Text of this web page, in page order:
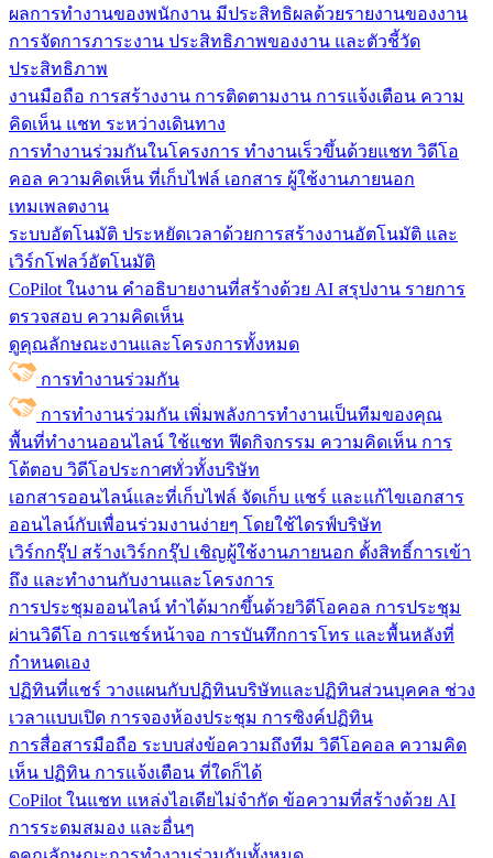
ผลการทำงานของพนักงาน มีประสิทธิผลด้วยรายงานของงาน
การจัดการภาระงาน ประสิทธิภาพของงาน และตัวชี้วัด
ประสิทธิภาพ
งานมือถือ การสร้างงาน การติดตามงาน การแจ้งเตือน ความ
คิดเห็น แชท ระหว่างเดินทาง
การทำงานร่วมกันในโครงการ ทํางานเร็วขึ้นด้วยแชท วิดีโอ
คอล ความคิดเห็น ที่เก็บไฟล์ เอกสาร ผู้ใช้งานภายนอก
เทมเพลตงาน
ระบบอัตโนมัติ ประหยัดเวลาด้วยการสร้างงานอัตโนมัติ และ
เวิร์กโฟลว์อัตโนมัติ
CoPilot ในงาน คำอธิบายงานที่สร้างด้วย AI สรุปงาน รายการ
ตรวจสอบ ความคิดเห็น
ดูคุณลักษณะงานและโครงการทั้งหมด
การทำงานร่วมกัน
การทำงานร่วมกัน เพิ่มพลังการทำงานเป็นทีมของคุณ
พื้นที่ทำงานออนไลน์ ใช้แชท ฟีดกิจกรรม ความคิดเห็น การ
โต้ตอบ วิดีโอประกาศทั่วทั้งบริษัท
เอกสารออนไลน์และที่เก็บไฟล์ จัดเก็บ แชร์ และแก้ไขเอกสาร
ออนไลน์กับเพื่อนร่วมงานง่ายๆ โดยใช้ไดรฟ์บริษัท
เวิร์กกรุ๊ป สร้างเวิร์กกรุ๊ป เชิญผู้ใช้งานภายนอก ตั้งสิทธิ์การเข้า
ถึง และทำงานกับงานและโครงการ
การประชุมออนไลน์ ทำได้มากขึ้นด้วยวิดีโอคอล การประชุม
ผ่านวิดีโอ การแชร์หน้าจอ การบันทึกการโทร และพื้นหลังที่
กำหนดเอง
ปฏิทินที่แชร์ วางแผนกับปฏิทินบริษัทและปฏิทินส่วนบุคคล ช่วง
เวลาแบบเปิด การจองห้องประชุม การซิงค์ปฏิทิน
การสื่อสารมือถือ ระบบส่งข้อความถึงทีม วิดีโอคอล ความคิด
เห็น ปฏิทิน การแจ้งเตือน ที่ใดก็ได้
CoPilot ในแชท แหล่งไอเดียไม่จำกัด ข้อความที่สร้างด้วย AI
การระดมสมอง และอื่นๆ